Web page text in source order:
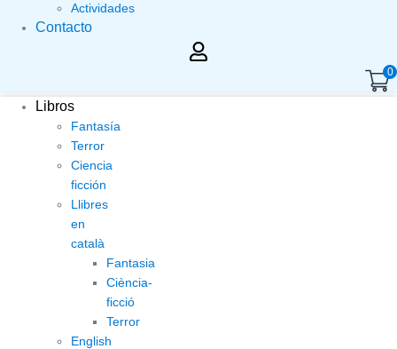
Actividades
Contacto
0
Libros
Fantasía
Terror
Ciencia
ficción
Llibres
en
català
Fantasia
Ciència-
ficció
Terror
English